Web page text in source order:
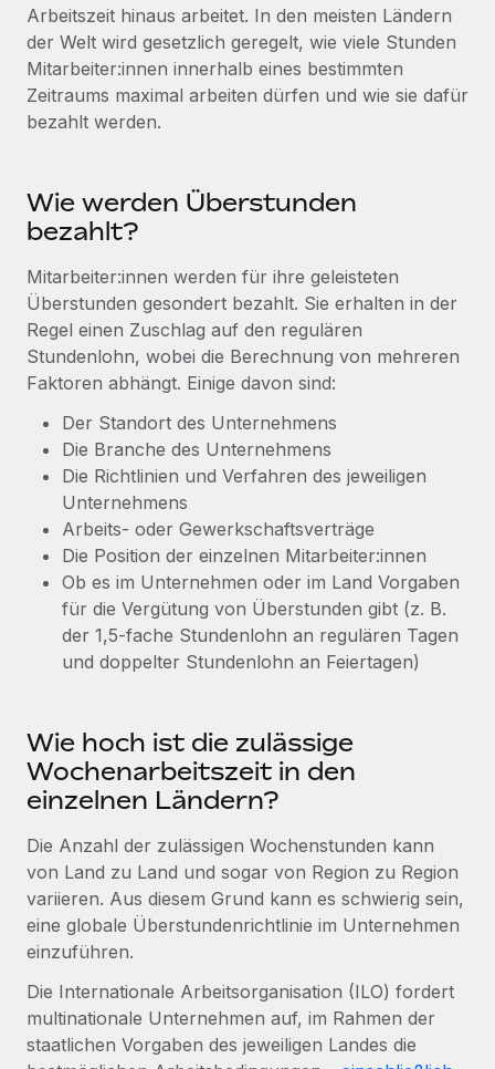
Globales Onboarding und Verwalten von
Freelancer:innen
PEO
Auslagern von komplexen HR-Aufgaben
Remote Embedded
Nahtlose Integration der HR in bestehende Abläufe
Plattform
Integrierte HR-Kernfunktionen für dein Team
Verknüpfen Neu
Verknüpfung beliebiger KI-Tools mit Remote über unser
MCP
Integrationen
Prozessoptimierung mit unverzichtbaren Business-
Tools
DIENSTLEISTUNGEN
Frag unsere Expert:innen
Hilfe von Expert:innen für globale HR & Compliance
Compliance Watchtower
Lückenlose Compliance
Geräteverwaltung
Globale Bereitstellung und Verfolgung von IT-
Geräten
Gründung von Niederlassungen
Mobilität und Relocation
WACHSTUMSPHASE
Startups
Agile HR- und Payroll-Lösungen für wachsende
Mittelstand
Maßgeschneiderte HR-Lösungen, um Teams zu
Enterprise
Globale HR für Konzerne und Großunternehmen
PARTNER WERDEN
Strategische Technologiepartner
Flexible Einbettung von Global-HR-Funktionen in deine
Plattform
Partner werden
Entdecke die Möglichkeiten einer Partnerschaft
Remote Build
Demnächst verfügbar
Beratung zu Integrationen und KI-Automatisierung
So hat der KI-Vorreiter Weaviate sein Team mit
Remote um 120 % vergrößert
Weaviate auf einen Blick Weaviate entwickelt KI-basierte
Open-Source-Infrastrukturen. Das...
Mehr erfahren
Strategische Partnerschaft zwischen
Reverse Tech und Remote für Contractor
Management und Payroll
Reverse Tech auf einen Blick Das Gesundheits- und
Wellness-Startup Reverse Tech hat das globale...
Gesamtbeschäftigungskosten
Honorarzahlungen berechnen
Informationen zu möglichen Währungen und
Abwicklungsfristen für globale Freelancer:innen
LERNEN MIT REMOTE
Forschung und Leitfäden
Fallstudien
HR-Glossar
Checklisten und Vorlagen
Bibliothek für Stellenbeschreibungen
Webinare
Events
Newsroom
Informationen zu Gehältern und Qualifikationen
Insights Center
Alle Ressourcen anzeigen
BLOG
Globale Payroll
EOR und PEO
Contractor Management
Den Blog erkunden
Nederlands
Français
Español
Português (Portugal)
日本語
한국어
中文（简体）
Anmelden
Arbeitszeit hinaus arbeitet. In den meisten Ländern
der Welt wird gesetzlich geregelt, wie viele Stunden
Mitarbeiter:innen innerhalb eines bestimmten
Zeitraums maximal arbeiten dürfen und wie sie dafür
bezahlt werden.
Wie werden Überstunden
bezahlt?
Mitarbeiter:innen werden für ihre geleisteten
Überstunden gesondert bezahlt. Sie erhalten in der
Regel einen Zuschlag auf den regulären
Stundenlohn, wobei die Berechnung von mehreren
Faktoren abhängt. Einige davon sind:
Der Standort des Unternehmens
Die Branche des Unternehmens
Die Richtlinien und Verfahren des jeweiligen
Unternehmens
Arbeits- oder Gewerkschaftsverträge
Die Position der einzelnen Mitarbeiter:innen
Ob es im Unternehmen oder im Land Vorgaben
für die Vergütung von Überstunden gibt (z. B.
der 1,5-fache Stundenlohn an regulären Tagen
und doppelter Stundenlohn an Feiertagen)
Wie hoch ist die zulässige
Wochenarbeitszeit in den
einzelnen Ländern?
Die Anzahl der zulässigen Wochenstunden kann
von Land zu Land und sogar von Region zu Region
variieren. Aus diesem Grund kann es schwierig sein,
eine globale Überstundenrichtlinie im Unternehmen
einzuführen.
Die Internationale Arbeitsorganisation (ILO) fordert
multinationale Unternehmen auf, im Rahmen der
staatlichen Vorgaben des jeweiligen Landes die